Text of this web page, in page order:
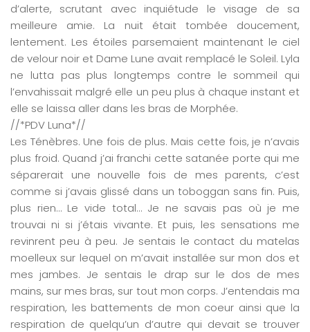
d’alerte, scrutant avec inquiétude le visage de sa
meilleure amie. La nuit était tombée doucement,
lentement. Les étoiles parsemaient maintenant le ciel
de velour noir et Dame Lune avait remplacé le Soleil. Lyla
ne lutta pas plus longtemps contre le sommeil qui
l’envahissait malgré elle un peu plus à chaque instant et
elle se laissa aller dans les bras de Morphée.
//*PDV Luna*//
Les Ténèbres. Une fois de plus. Mais cette fois, je n’avais
plus froid. Quand j’ai franchi cette satanée porte qui me
séparerait une nouvelle fois de mes parents, c’est
comme si j’avais glissé dans un toboggan sans fin. Puis,
plus rien… Le vide total… Je ne savais pas où je me
trouvai ni si j’étais vivante. Et puis, les sensations me
revinrent peu à peu. Je sentais le contact du matelas
moelleux sur lequel on m’avait installée sur mon dos et
mes jambes. Je sentais le drap sur le dos de mes
mains, sur mes bras, sur tout mon corps. J’entendais ma
respiration, les battements de mon coeur ainsi que la
respiration de quelqu’un d’autre qui devait se trouver